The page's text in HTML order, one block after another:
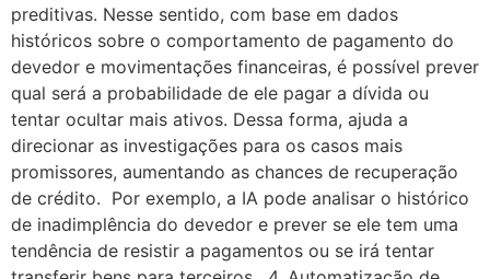
preditivas. Nesse sentido, com base em dados
históricos sobre o comportamento de pagamento do
devedor e movimentações financeiras, é possível prever
qual será a probabilidade de ele pagar a dívida ou
tentar ocultar mais ativos. Dessa forma, ajuda a
direcionar as investigações para os casos mais
promissores, aumentando as chances de recuperação
de crédito. Por exemplo, a IA pode analisar o histórico
de inadimplência do devedor e prever se ele tem uma
tendência de resistir a pagamentos ou se irá tentar